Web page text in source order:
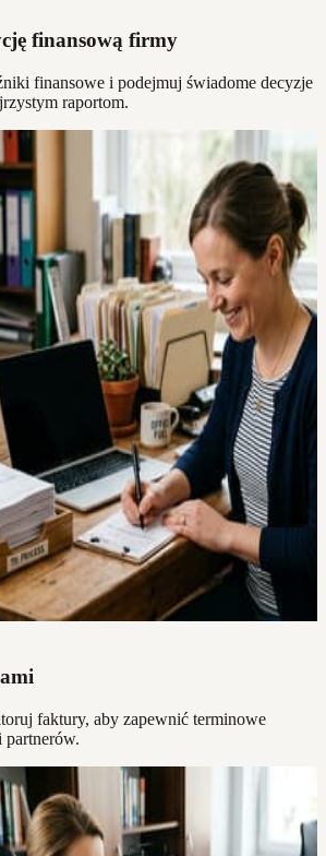
finansową firmy
finansowe i podejmuj świadome decyzje
raportom.
faktury, aby zapewnić terminowe
partnerów.